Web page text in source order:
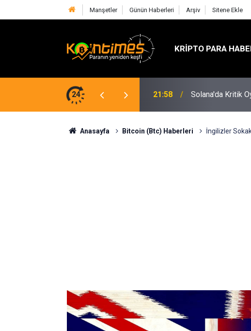
Manşetler Günün Haberleri Arşiv Sitene Ekle
KRIPTO PARA
24
18:24
Fed Başkanı
Anasayfa Bitcoin (Btc) Haberleri İngilizler